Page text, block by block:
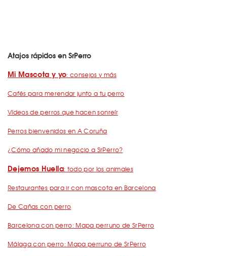
Atajos rápidos en SrPerro
Mi Mascota y yo: consejos y más
Cafés para merendar junto a tu perro
Vídeos de perros que hacen sonreír
Perros bienvenidos en A Coruña
¿Cómo añado mi negocio a SrPerro?
Dejemos Huella: todo por los animales
Restaurantes para ir con mascota en Barcelona
De Cañas con perro
Barcelona con perro: Mapa perruno de SrPerro
Málaga con perro: Mapa perruno de SrPerro